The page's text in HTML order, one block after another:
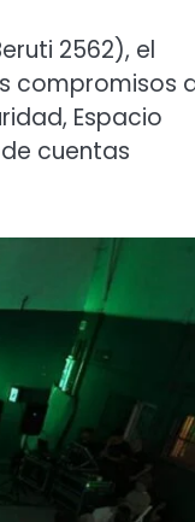
2562), el
compromisos
Espacio
cuentas